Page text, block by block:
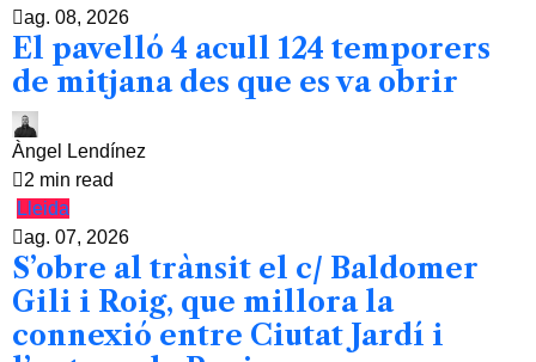
ag. 08, 2026
El pavelló 4 acull 124 temporers
de mitjana des que es va obrir
Àngel Lendínez
2 min read
Lleida
ag. 07, 2026
S’obre al trànsit el c/ Baldomer
Gili i Roig, que millora la
connexió entre Ciutat Jardí i